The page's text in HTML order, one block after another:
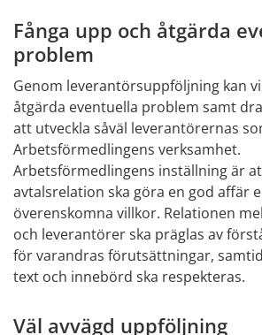
Fånga upp och åtgärda
problem
Genom leverantörsuppföljning kan
åtgärda eventuella problem samt
att utveckla såväl leverantörernas
Arbetsförmedlingens verksamhet.
Arbetsförmedlingens inställning är
avtalsrelation ska göra en god affär
överenskomna villkor. Relationen
och leverantörer ska präglas av
för varandras förutsättningar,
text och innebörd ska respekteras.
Väl avvägd uppföljning